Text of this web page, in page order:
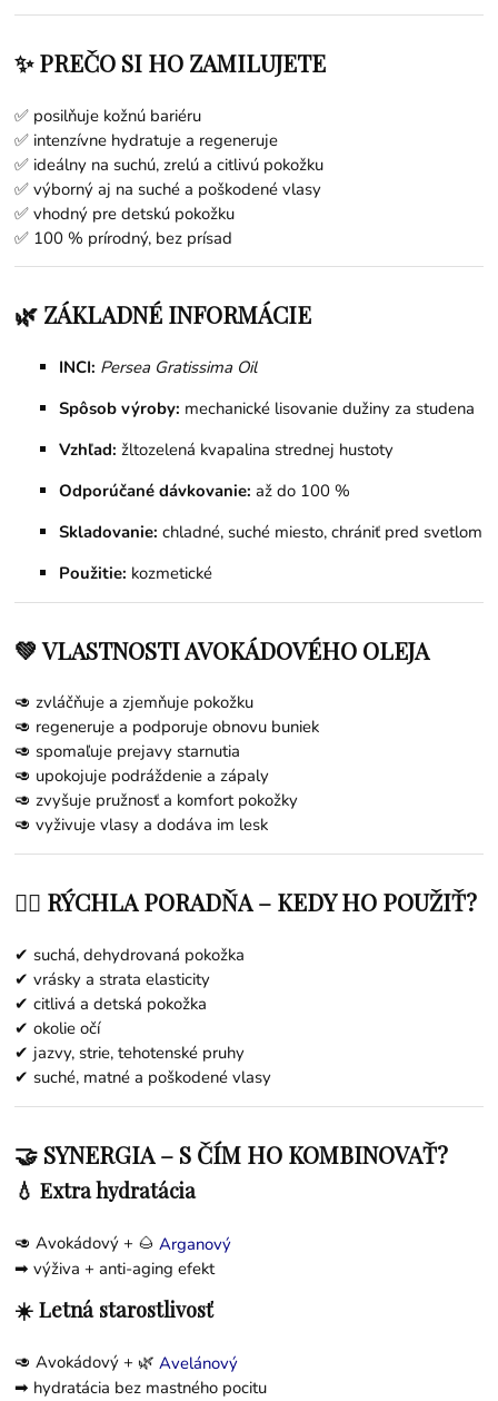
✨ PREČO SI HO ZAMILUJETE
✅ posilňuje kožnú bariéru
✅ intenzívne hydratuje a regeneruje
✅ ideálny na suchú, zrelú a citlivú pokožku
✅ výborný aj na suché a poškodené vlasy
✅ vhodný pre detskú pokožku
✅ 100 % prírodný, bez prísad
🌿 ZÁKLADNÉ INFORMÁCIE
INCI: Persea Gratissima Oil
Spôsob výroby: mechanické lisovanie dužiny za studena
Vzhľad: žltozelená kvapalina strednej hustoty
Odporúčané dávkovanie: až do 100 %
Skladovanie: chladné, suché miesto, chrániť pred svetlom
Použitie: kozmetické
💚 VLASTNOSTI AVOKÁDOVÉHO OLEJA
🥑 zvláčňuje a zjemňuje pokožku
🥑 regeneruje a podporuje obnovu buniek
🥑 spomaľuje prejavy starnutia
🥑 upokojuje podráždenie a zápaly
🥑 zvyšuje pružnosť a komfort pokožky
🥑 vyživuje vlasy a dodáva im lesk
👩‍⚕️ RÝCHLA PORADŇA – KEDY HO POUŽIŤ?
✔ suchá, dehydrovaná pokožka
✔ vrásky a strata elasticity
✔ citlivá a detská pokožka
✔ okolie očí
✔ jazvy, strie, tehotenské pruhy
✔ suché, matné a poškodené vlasy
🤝 SYNERGIA – S ČÍM HO KOMBINOVAŤ?
💧 Extra hydratácia
🥑 Avokádový + 🌰 Arganový
➡ výživa + anti-aging efekt
☀️ Letná starostlivosť
🥑 Avokádový + 🌿Avelánový
➡ hydratácia bez mastného pocitu